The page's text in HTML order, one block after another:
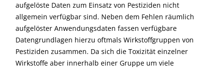
aufgelöste Daten zum Einsatz von Pestiziden nicht
allgemein verfügbar sind. Neben dem Fehlen räumlich
aufgelöster Anwendungsdaten fassen verfügbare
Datengrundlagen hierzu oftmals Wirkstoffgruppen von
Pestiziden zusammen. Da sich die Toxizität einzelner
Wirkstoffe aber innerhalb einer Gruppe um viele